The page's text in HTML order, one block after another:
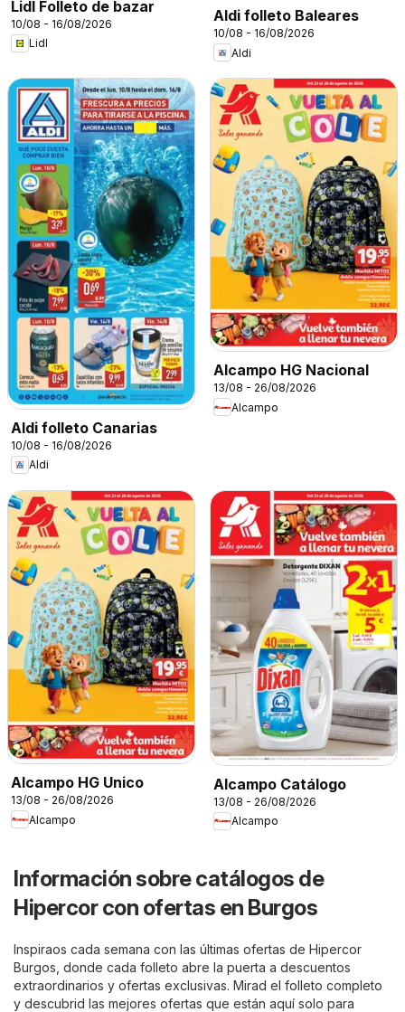
Lidl Folleto de bazar
10/08 - 16/08/2026
Lidl
Aldi folleto Baleares
10/08 - 16/08/2026
Aldi
Aldi folleto Canarias
10/08 - 16/08/2026
Aldi
Alcampo HG Nacional
13/08 - 26/08/2026
Alcampo
Alcampo HG Unico
13/08 - 26/08/2026
Alcampo
Alcampo Catálogo
13/08 - 26/08/2026
Alcampo
Información sobre catálogos de
Hipercor con ofertas en Burgos
Inspiraos cada semana con las últimas ofertas de Hipercor
Burgos, donde cada folleto abre la puerta a descuentos
extraordinarios y ofertas exclusivas. Mirad el folleto completo
y descubrid las mejores ofertas que están aquí solo para